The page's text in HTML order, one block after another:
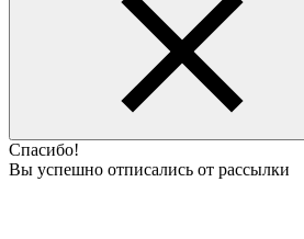
Спасибо!
Вы успешно отписались от рассылки